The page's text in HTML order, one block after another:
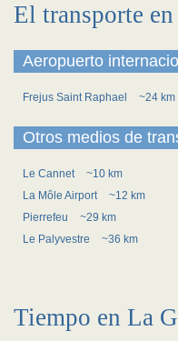
El transporte
Aeropuerto
Frejus Saint Raphael ~24 km
Otros medios de
Le Cannet
~10 km
La Môle Airport
~12 km
Pierrefeu
~29 km
Le Palyvestre
~36 km
Tiempo en La